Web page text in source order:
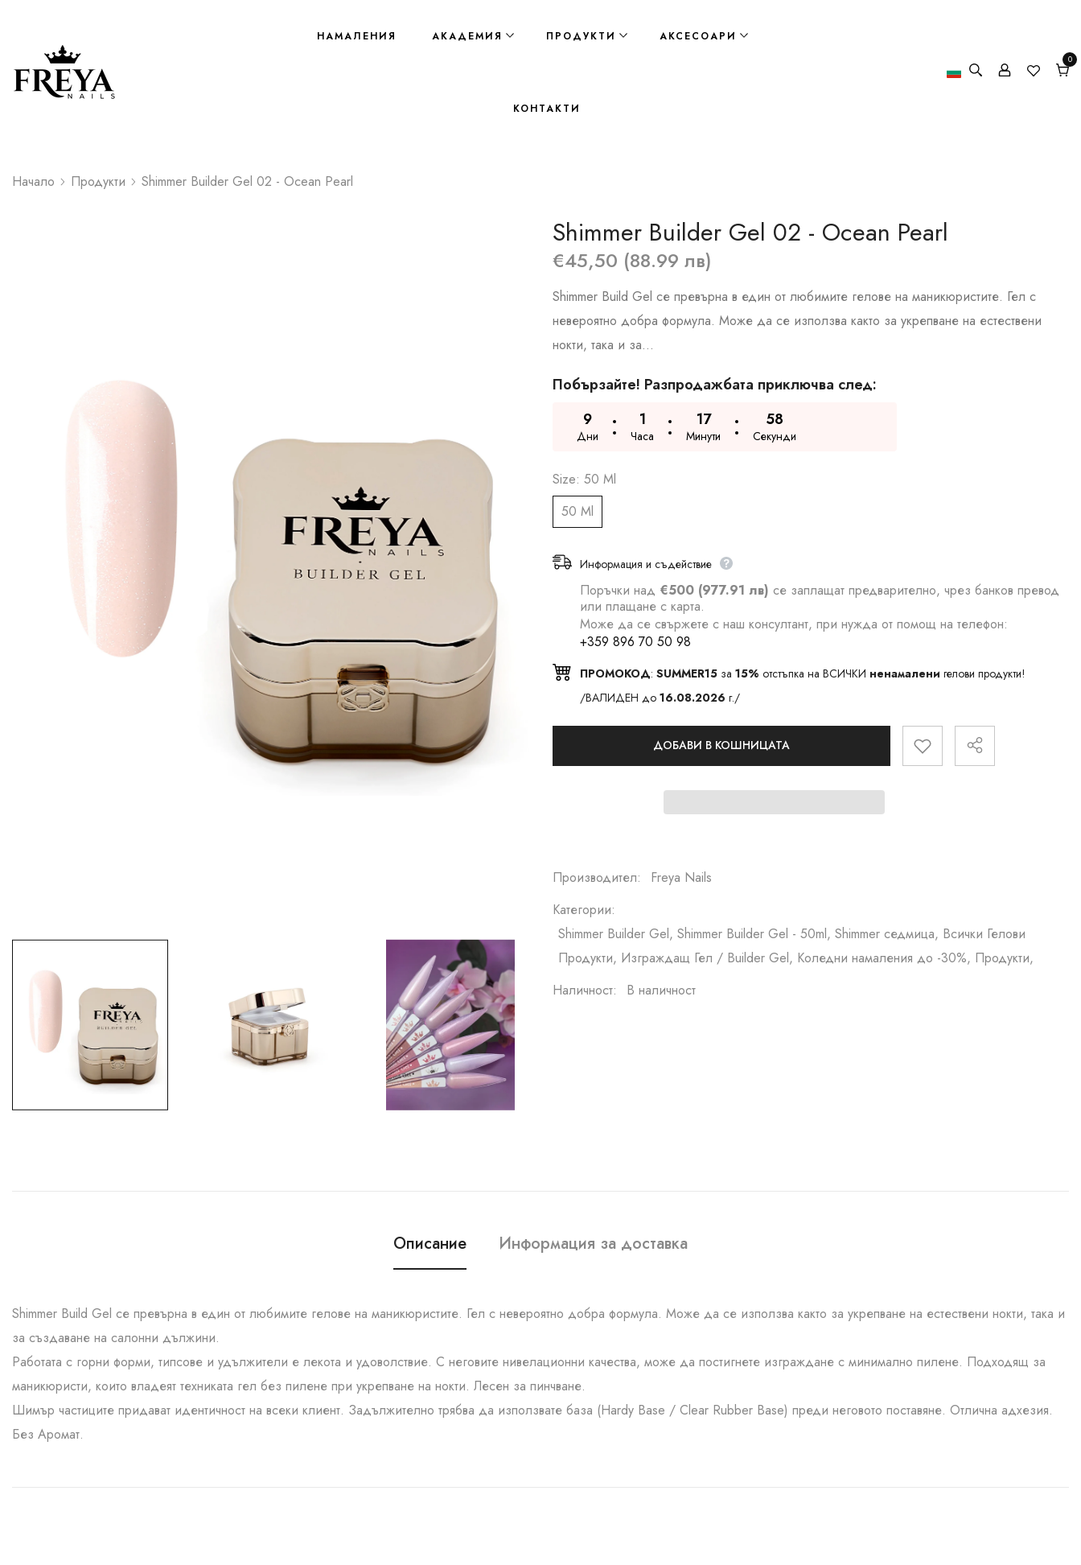
НАМАЛЕНИЯ АКАДЕМИЯ ПРОДУКТИ АКСЕСОАРИ
КОНТАКТИ
0
0
Начало Продукти Shimmer Builder Gel 02 - Ocean Pearl
Shimmer Builder Gel 02 - Ocean Pearl
€45,50 (88.99 лв)
Shimmer Build Gel се превърна в един от любимите гелове на маникюристите. Гел с
невероятно добра формула. Може да се използва както за укрепване на естествени
нокти, така и за...
Побързайте! Разпродажбата приключва след:
9
Дни
1
Часа
17
Минути
58
Секунди
Size: 50 Ml
50 Ml
Информация и съдействие
Поръчки над €500 (977.91 лв) се заплащат предварително, чрез банков превод
или плащане с карта.
Може да се свържете с наш консултант, при нужда от помощ на телефон:
+359 896 70 50 98
ПРОМОКОД: SUMMER15 за 15% отстъпка на ВСИЧКИ ненамалени гелови продукти!
/ВАЛИДЕН до 16.08.2026 г./
ДОБАВИ В КОШНИЦАТА
Производител:
Freya Nails
Категории:
Shimmer Builder Gel, Shimmer Builder Gel - 50ml, Shimmer седмица, Всички Гелови
Продукти, Изграждащ Гел / Builder Gel, Коледни намаления до -30%, Продукти,
Наличност:
В наличност
Описание Информация за доставка
Shimmer Build Gel се превърна в един от любимите гелове на маникюристите. Гел с невероятно добра формула. Може да се използва както за укрепване на естествени нокти, така и
за създаване на салонни дължини.
Работата с горни форми, типсове и удължители е лекота и удоволствие. С неговите нивелационни качества, може да постигнете изграждане с минимално пилене. Подходящ за
маникюристи, които владеят техниката гел без пилене при укрепване на нокти. Лесен за пинчване.
Шимър частиците придават идентичност на всеки клиент. Задължително трябва да използвате база (Hardy Base / Clear Rubber Base) преди неговото поставяне. Отлична адхезия.
Без Аромат.